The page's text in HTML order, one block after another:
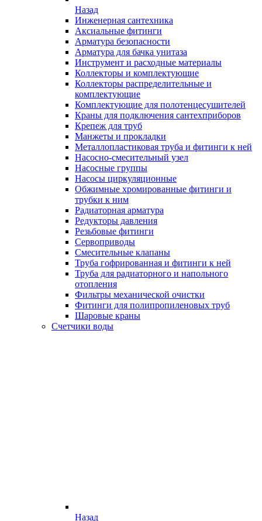
Назад
Инженерная сантехника
Аксиальные фитинги
Арматура безопасности
Арматура для бачка унитаза
Инструмент и расходные материалы
Коллекторы и комплектующие
Коллекторы распределительные и
комплектующие
Комплектующие для полотенцесушителей
Краны для подключения сантехприборов
Крепеж для труб
Манжеты и прокладки
Металлопластиковая труба и фитинги к ней
Насосно-смесительный узел
Насосные группы
Насосы циркуляционные
Обжимные хромированные фитинги и
трубки к ним
Радиаторная арматура
Редукторы давления
Резьбовые фитинги
Сервоприводы
Смесительные клапаны
Труба гофрированная и фитинги к ней
Труба для радиаторного и напольного
отопления
Фильтры механической очистки
Фитинги для полипропиленовых труб
Шаровые краны
Счетчики воды
Назад